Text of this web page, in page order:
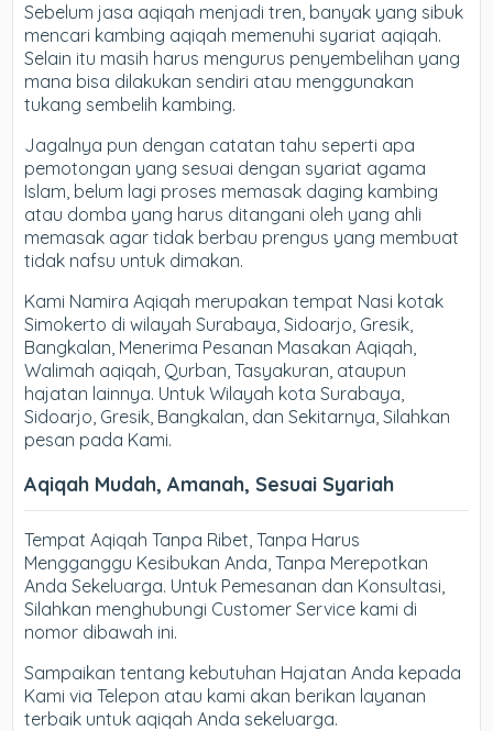
Sebelum jasa aqiqah menjadi tren, banyak yang sibuk
mencari kambing aqiqah memenuhi syariat aqiqah.
Selain itu masih harus mengurus penyembelihan yang
mana bisa dilakukan sendiri atau menggunakan
tukang sembelih kambing.
Jagalnya pun dengan catatan tahu seperti apa
pemotongan yang sesuai dengan syariat agama
Islam, belum lagi proses memasak daging kambing
atau domba yang harus ditangani oleh yang ahli
memasak agar tidak berbau prengus yang membuat
tidak nafsu untuk dimakan.
Kami Namira Aqiqah merupakan tempat Nasi kotak
Simokerto di wilayah Surabaya, Sidoarjo, Gresik,
Bangkalan, Menerima Pesanan Masakan Aqiqah,
Walimah aqiqah, Qurban, Tasyakuran, ataupun
hajatan lainnya. Untuk Wilayah kota Surabaya,
Sidoarjo, Gresik, Bangkalan, dan Sekitarnya, Silahkan
pesan pada Kami.
Aqiqah Mudah, Amanah, Sesuai Syariah
Tempat Aqiqah Tanpa Ribet, Tanpa Harus
Mengganggu Kesibukan Anda, Tanpa Merepotkan
Anda Sekeluarga. Untuk Pemesanan dan Konsultasi,
Silahkan menghubungi Customer Service kami di
nomor dibawah ini.
Sampaikan tentang kebutuhan Hajatan Anda kepada
Kami via Telepon atau kami akan berikan layanan
terbaik untuk aqiqah Anda sekeluarga.